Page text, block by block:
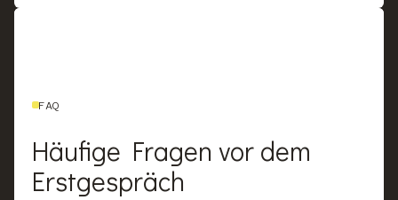
FAQ
Häufige Fragen vor dem
Erstgespräch